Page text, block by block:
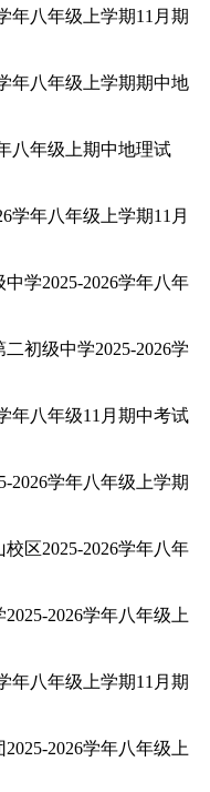
八年级上学期11月期
八年级上学期期中地
年级上期中地理试
年八年级上学期11月
学2025-2026学年八年
初级中学2025-2026学
八年级11月期中考试
学年八年级上学期
区2025-2026学年八年
2026学年八年级上
八年级上学期11月期
2026学年八年级上